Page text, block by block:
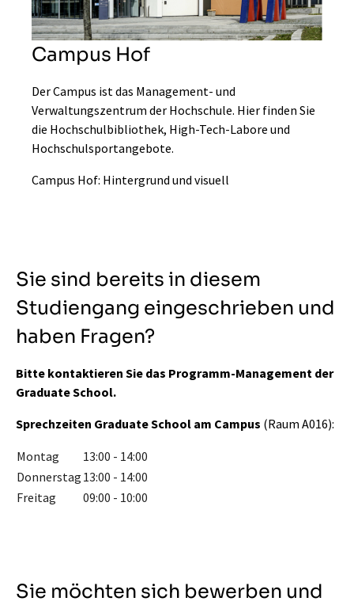
Campus Hof
Der Campus ist das Management- und
Verwaltungszentrum der Hochschule. Hier finden Sie
die Hochschulbibliothek, High-Tech-Labore und
Hochschulsportangebote.
Campus Hof: Hintergrund und visuell
Sie sind bereits in diesem
Studiengang eingeschrieben und
haben Fragen?
Bitte kontaktieren Sie das Programm-Management der
Graduate School.
Sprechzeiten Graduate School am Campus (Raum A016):
Montag
13:00 - 14:00
Donnerstag 13:00 - 14:00
Freitag
09:00 - 10:00
Sie möchten sich bewerben und